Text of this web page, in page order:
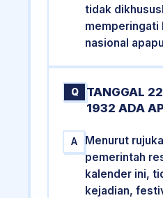
tidak
memperingati
nasional
Q
TANGGAL
1932 ADA
A
Menurut
pemerintah
kalender ini,
kejadian,